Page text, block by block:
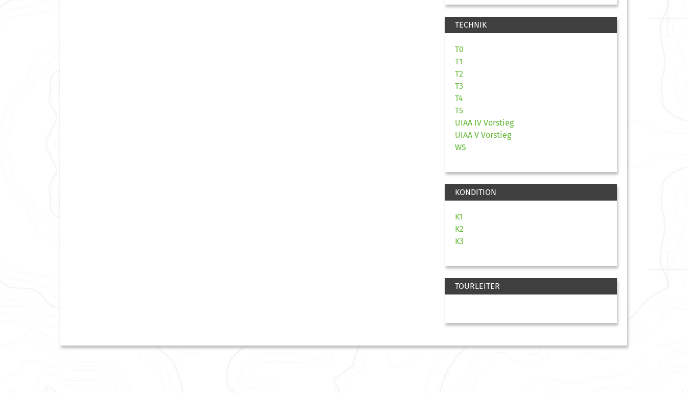
TECHNIK
T0
T1
T2
T3
T4
T5
UIAA IV Vorstieg
UIAA V Vorstieg
WS
KONDITION
K1
K2
K3
TOURLEITER